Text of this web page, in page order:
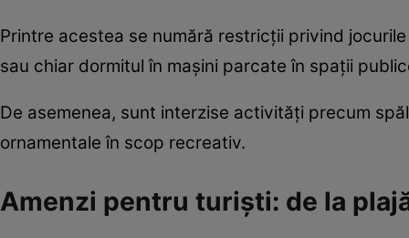
Printre acestea se numără restricții privind
sau chiar dormitul în mașini parcate în spații
De asemenea, sunt interzise activități precum
ornamentale în scop recreativ.
Amenzi pentru turiști: de la